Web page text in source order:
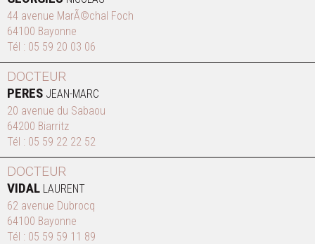
44 avenue MarÃ©chal Foch
64100 Bayonne
Tél : 05 59 20 03 06
DOCTEUR
PERES JEAN-MARC
20 avenue du Sabaou
64200 Biarritz
Tél : 05 59 22 22 52
DOCTEUR
VIDAL LAURENT
62 avenue Dubrocq
64100 Bayonne
Tél : 05 59 59 11 89